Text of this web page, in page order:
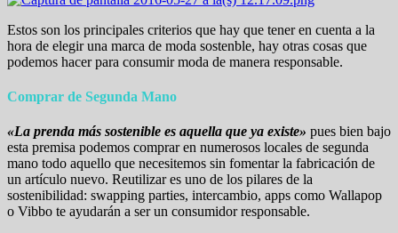
Estos son los principales criterios que hay que tener en cuenta a la
hora de elegir una marca de moda sostenble, hay otras cosas que
podemos hacer para consumir moda de manera responsable.
Comprar de Segunda Mano
«La prenda más sostenible es aquella que ya existe» pues bien bajo
esta premisa podemos comprar en numerosos locales de segunda
mano todo aquello que necesitemos sin fomentar la fabricación de
un artículo nuevo. Reutilizar es uno de los pilares de la
sostenibilidad: swapping parties, intercambio, apps como Wallapop
o Vibbo te ayudarán a ser un consumidor responsable.